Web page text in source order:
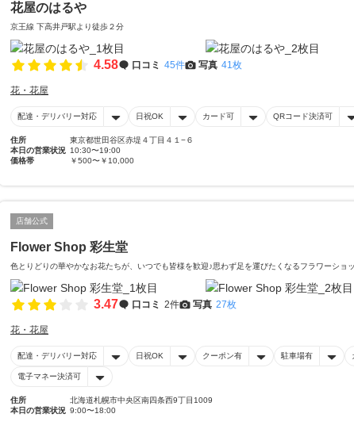
花屋のはるや
京王線 下高井戸駅より徒歩２分
4.58 口コミ 45件 写真 41枚
花・花屋
配達・デリバリー対応 日祝OK カード可 QRコード決済可
住所
東京都世田谷区赤堤４丁目４１−６
本日の営業状況 10:30〜19:00
価格帯
￥500〜￥10,000
店舗公式
Flower Shop 彩生堂
色とりどりの華やかなお花たちが、いつでも皆様を歓迎♪思わず足を運びたくなるフラワーショ
3.47 口コミ 2件 写真 27枚
花・花屋
配達・デリバリー対応 日祝OK クーポン有 駐車場有
電子マネー決済可
住所
北海道札幌市中央区南四条西9丁目1009
本日の営業状況 9:00〜18:00